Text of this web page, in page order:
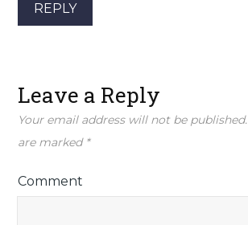
REPLY
Leave a Reply
Your email address will not be published.
are marked *
Comment